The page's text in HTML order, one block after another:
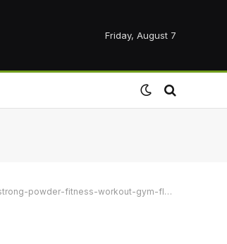
Friday, August 7
workout-gym-flashlight-fit-crossfit_t20_e3kmjL